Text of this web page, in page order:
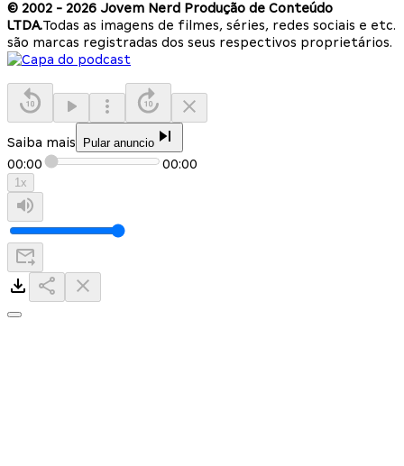
© 2002 - 2026 Jovem Nerd Produção de Conteúdo
LTDA.Todas as imagens de filmes, séries, redes sociais e etc.
são marcas registradas dos seus respectivos proprietários.
Saiba mais Pular anuncio
00:00 00:00
1x